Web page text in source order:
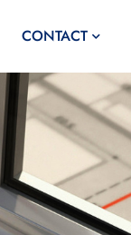
CONTACT